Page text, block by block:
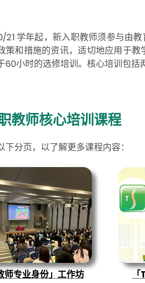
21 学年起，新入职教师须参与由
策和措施的资讯，适切地应用于
60小时的选修培训。核心培训包括
教师核心培训课程
下分页，以了解更多课程内容：
师专业身份」工作坊